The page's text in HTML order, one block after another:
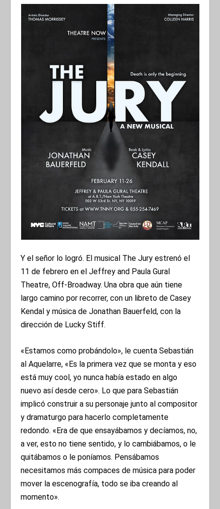
Y el señor lo logró. El musical The Jury estrenó el
11 de febrero en el Jeffrey and Paula Gural
Theatre, Off-Broadway. Una obra que aún tiene
largo camino por recorrer, con un libreto de Casey
Kendal y música de Jonathan Bauerfeld, con la
dirección de Lucky Stiff.
«Estamos como probándolo», le cuenta Sebastián
al Aquelarre, «Es la primera vez que se monta y eso
está muy cool, yo nunca había estado en algo
nuevo así desde cero». Lo que para Sebastián
implicó construir a su personaje junto al compositor
y dramaturgo para hacerlo completamente
redondo. «Era de que ensayábamos y decíamos, no,
a ver, esto no tiene sentido, y lo cambiábamos, o le
quitábamos o le poníamos. Pensábamos
necesitamos más compaces de música para poder
mover la escenografía, todo se iba creando al
momento».